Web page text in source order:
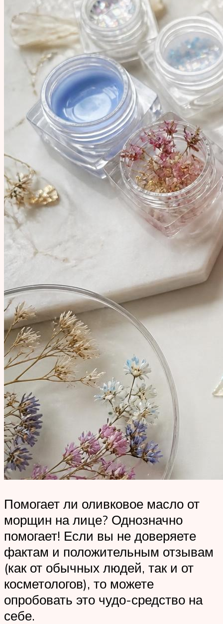
Помогает ли оливковое масло от
морщин на лице? Однозначно
помогает! Если вы не доверяете
фактам и положительным отзывам
(как от обычных людей, так и от
косметологов), то можете
опробовать это чудо-средство на
себе.